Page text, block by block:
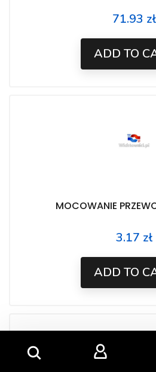
Price
71.93 zł
ADD TO
MOCOWANIE
Price
3.17 zł
ADD TO